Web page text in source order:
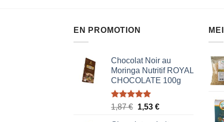
EN PROMOTION
Chocolat Noir au
Moringa Nutritif ROYAL
CHOCOLATE 100g
Note5.00
1,87€ Le
1,53 €Le